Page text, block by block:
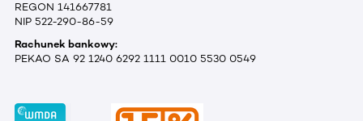
REGON 141667781
NIP 522-290-86-59
Rachunek bankowy:
PEKAO SA 92 1240 6292 1111 0010 5530 0549